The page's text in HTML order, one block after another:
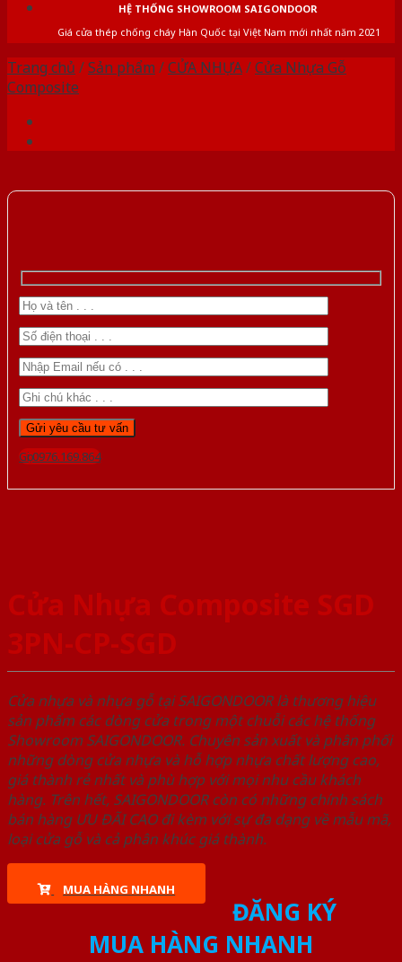
HỆ THỐNG SHOWROOM SAIGONDOOR
Giá cửa thép chống cháy Hàn Quốc tại Việt Nam mới nhất năm 2021
Trang chủ /Sản phẩm /CỬA NHỰA/Cửa Nhựa Gỗ
Composite
Gọi 0976.169.864
Cửa Nhựa Composite SGD
3PN-CP-SGD
Cửa nhựa và nhựa gỗ tại SAIGONDOOR là thương hiệu
sản phẩm các dòng cửa trong một chuỗi các hệ thống
Showroom SAIGONDOOR. Chuyên sản xuất và phân phối
những dòng cửa nhựa và hỗ hợp nhựa chất lượng cao,
giá thành rẻ nhất và phù hợp với mọi nhu cầu khách
hàng. Trên hết, SAIGONDOOR còn có những chính sách
bán hàng ƯU ĐÃI CAO đi kèm với sự đa dạng về mẫu mã,
loại cửa gỗ và cả phân khúc giá thành.
MUA HÀNG NHANH
ĐĂNG KÝ
MUA HÀNG NHANH